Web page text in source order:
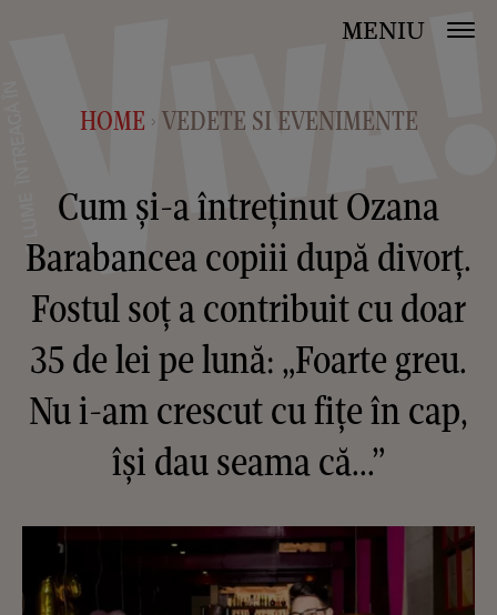
MENIU
HOME > VEDETE SI EVENIMENTE
Cum și-a întreținut Ozana
Barabancea copiii după divorț.
Fostul soț a contribuit cu doar
35 de lei pe lună: „Foarte greu.
Nu i-am crescut cu fițe în cap,
își dau seama că...”